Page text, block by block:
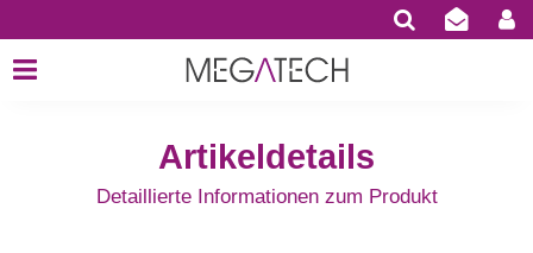
Artikeldetails
Detaillierte Informationen zum Produkt